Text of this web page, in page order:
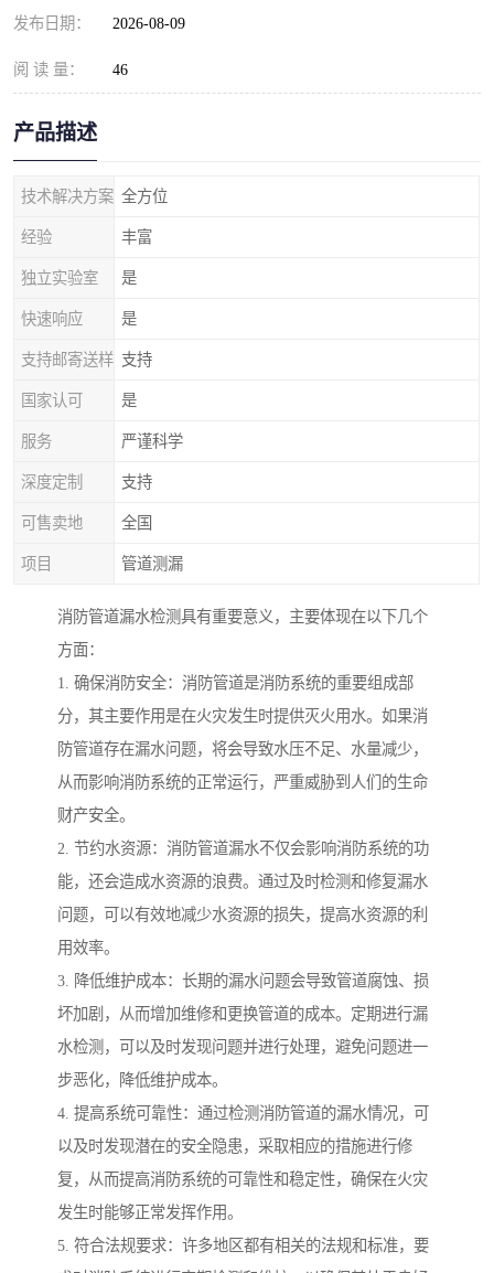
发布日期： 2026-08-09
阅 读 量： 46
产品描述
技术解决方案 全方位
经验 丰富
独立实验室 是
快速响应 是
支持邮寄送样 支持
国家认可 是
服务 严谨科学
深度定制 支持
可售卖地 全国
项目 管道测漏
消防管道漏水检测具有重要意义，主要体现在以下几个
方面：
1. 确保消防安全：消防管道是消防系统的重要组成部
分，其主要作用是在火灾发生时提供灭火用水。如果消
防管道存在漏水问题，将会导致水压不足、水量减少，
从而影响消防系统的正常运行，严重威胁到人们的生命
财产安全。
2. 节约水资源：消防管道漏水不仅会影响消防系统的功
能，还会造成水资源的浪费。通过及时检测和修复漏水
问题，可以有效地减少水资源的损失，提高水资源的利
用效率。
3. 降低维护成本：长期的漏水问题会导致管道腐蚀、损
坏加剧，从而增加维修和更换管道的成本。定期进行漏
水检测，可以及时发现问题并进行处理，避免问题进一
步恶化，降低维护成本。
4. 提高系统可靠性：通过检测消防管道的漏水情况，可
以及时发现潜在的安全隐患，采取相应的措施进行修
复，从而提高消防系统的可靠性和稳定性，确保在火灾
发生时能够正常发挥作用。
5. 符合法规要求：许多地区都有相关的法规和标准，要